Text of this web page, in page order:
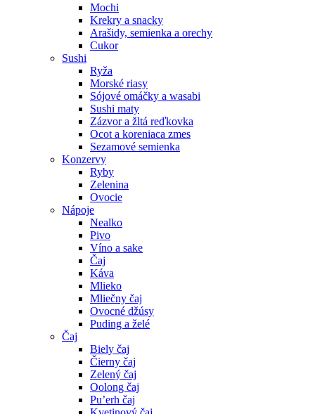
Mochi
Krekry a snacky
Arašidy, semienka a orechy
Cukor
Sushi
Ryža
Morské riasy
Sójové omáčky a wasabi
Sushi maty
Zázvor a žltá reďkovka
Ocot a koreniaca zmes
Sezamové semienka
Konzervy
Ryby
Zelenina
Ovocie
Nápoje
Nealko
Pivo
Víno a sake
Čaj
Káva
Mlieko
Mliečny čaj
Ovocné džúsy
Puding a želé
Čaj
Biely čaj
Čierny čaj
Zelený čaj
Oolong čaj
Pu’erh čaj